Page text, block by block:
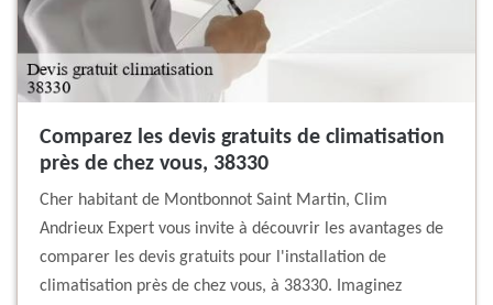
Comparez les devis gratuits de climatisation
près de chez vous, 38330
Cher habitant de Montbonnot Saint Martin, Clim
Andrieux Expert vous invite à découvrir les avantages de
comparer les devis gratuits pour l'installation de
climatisation près de chez vous, à 38330. Imaginez